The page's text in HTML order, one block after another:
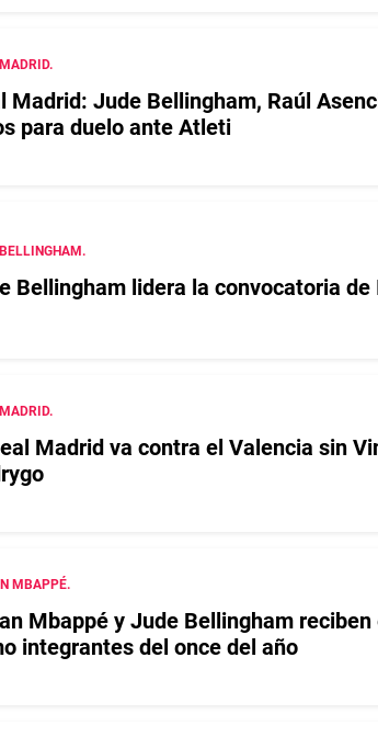
Madrid: Jude Bellingham, Raúl
para duelo ante Atleti
Bellingham lidera la convocatoria de
Madrid va contra el Valencia sin
MBAPPÉ.
Mbappé y Jude Bellingham reciben
integrantes del once del año